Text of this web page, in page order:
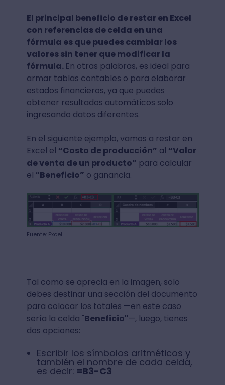
El principal beneficio de restar en Excel
con referencias de celda en una
fórmula es que puedes cambiar los
valores sin tener que modificar la
fórmula. En otras palabras, es ideal para
armar tablas contables o para elaborar
estados financieros, ya que puedes
obtener resultados automáticos solo
ingresando datos diferentes.
En el siguiente ejemplo, vamos a restar en
Excel el “Costo de producción” al “Valor
de venta de un producto” para calcular
el “Beneficio” o ganancia.
Fuente: Excel
Tal como se aprecia en la imagen, solo
debes destinar una sección del documento
para colocar los totales —en este caso
sería la celda "Beneficio"—, luego, tienes
dos opciones:
Escribir los símbolos aritméticos y
también el nombre de cada celda,
es decir: =B3-C3